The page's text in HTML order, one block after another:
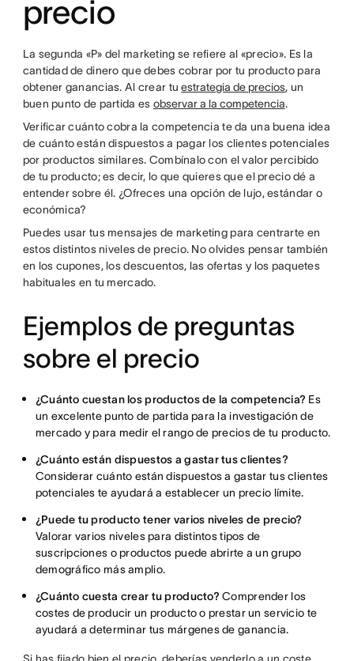
precio
La segunda «P» del marketing se refiere al «precio». Es la
cantidad de dinero que debes cobrar por tu producto para
obtener ganancias. Al crear tuestrategia de precios, un
buen punto de partida es observar a la competencia.
Verificar cuánto cobra la competencia te da una buena idea
de cuánto están dispuestos a pagar los clientes potenciales
por productos similares. Combínalo con el valor percibido
de tu producto; es decir, lo que quieres que el precio dé a
entender sobre él. ¿Ofreces una opción de lujo, estándar o
económica?
Puedes usar tus mensajes de marketing para centrarte en
estos distintos niveles de precio. No olvides pensar también
en los cupones, los descuentos, las ofertas y los paquetes
habituales en tu mercado.
Ejemplos de preguntas
sobre el precio
¿Cuánto cuestan los productos de la competencia? Es
un excelente punto de partida para la investigación de
mercado y para medir el rango de precios de tu producto.
¿Cuánto están dispuestos a gastar tus clientes?
Considerar cuánto están dispuestos a gastar tus clientes
potenciales te ayudará a establecer un precio límite.
¿Puede tu producto tener varios niveles de precio?
Valorar varios niveles para distintos tipos de
suscripciones o productos puede abrirte a un grupo
demográfico más amplio.
¿Cuánto cuesta crear tu producto? Comprender los
costes de producir un producto o prestar un servicio te
ayudará a determinar tus márgenes de ganancia.